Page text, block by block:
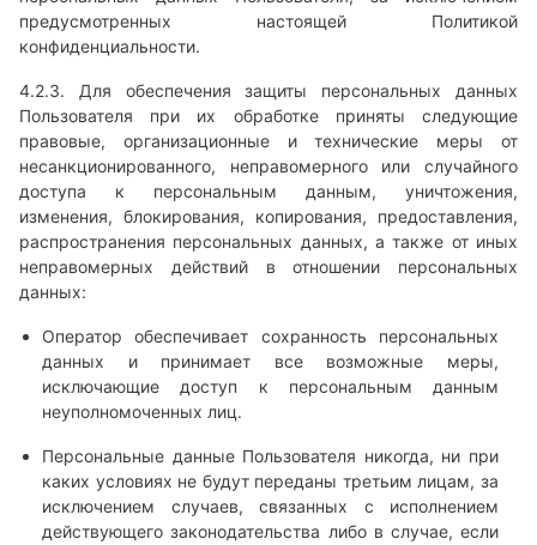
предусмотренных настоящей Политикой
конфиденциальности.
4.2.3. Для обеспечения защиты персональных данных
Пользователя при их обработке приняты следующие
правовые, организационные и технические меры от
несанкционированного, неправомерного или случайного
доступа к персональным данным, уничтожения,
изменения, блокирования, копирования, предоставления,
распространения персональных данных, а также от иных
неправомерных действий в отношении персональных
данных:
Оператор обеспечивает сохранность персональных
данных и принимает все возможные меры,
исключающие доступ к персональным данным
неуполномоченных лиц.
Персональные данные Пользователя никогда, ни при
каких условиях не будут переданы третьим лицам, за
исключением случаев, связанных с исполнением
действующего законодательства либо в случае, если